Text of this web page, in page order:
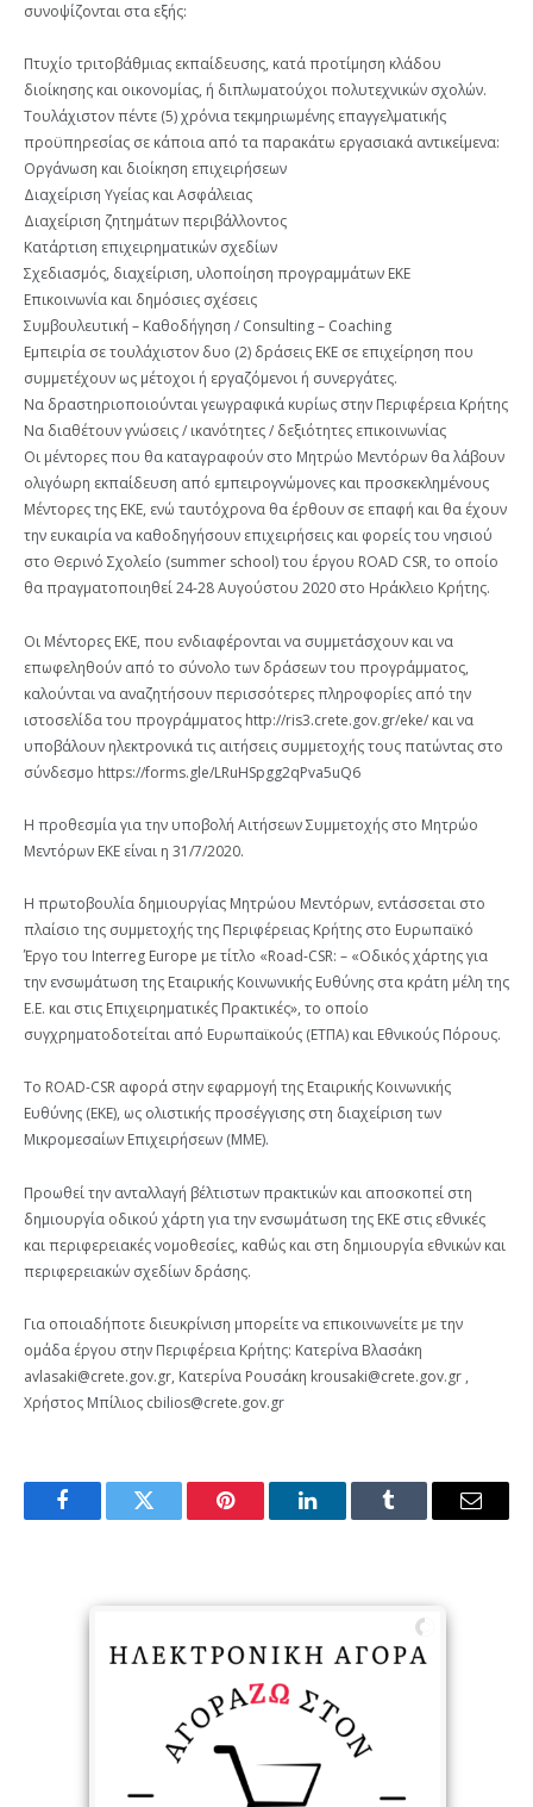
συνοψίζονται στα εξής:
Πτυχίο τριτοβάθμιας εκπαίδευσης, κατά προτίμηση κλάδου
διοίκησης και οικονομίας, ή διπλωματούχοι πολυτεχνικών σχολών.
Τουλάχιστον πέντε (5) χρόνια τεκμηριωμένης επαγγελματικής
προϋπηρεσίας σε κάποια από τα παρακάτω εργασιακά αντικείμενα:
Οργάνωση και διοίκηση επιχειρήσεων
Διαχείριση Υγείας και Ασφάλειας
Διαχείριση ζητημάτων περιβάλλοντος
Κατάρτιση επιχειρηματικών σχεδίων
Σχεδιασμός, διαχείριση, υλοποίηση προγραμμάτων EKE
Επικοινωνία και δημόσιες σχέσεις
Συμβουλευτική – Καθοδήγηση / Consulting – Coaching
Εμπειρία σε τουλάχιστον δυο (2) δράσεις ΕΚΕ σε επιχείρηση που
συμμετέχουν ως μέτοχοι ή εργαζόμενοι ή συνεργάτες.
Να δραστηριοποιούνται γεωγραφικά κυρίως στην Περιφέρεια Κρήτης
Να διαθέτουν γνώσεις / ικανότητες / δεξιότητες επικοινωνίας
Οι μέντορες που θα καταγραφούν στο Μητρώο Μεντόρων θα λάβουν
ολιγόωρη εκπαίδευση από εμπειρογνώμονες και προσκεκλημένους
Μέντορες της ΕΚΕ, ενώ ταυτόχρονα θα έρθουν σε επαφή και θα έχουν
την ευκαιρία να καθοδηγήσουν επιχειρήσεις και φορείς του νησιού
στο Θερινό Σχολείο (summer school) του έργου ROAD CSR, το οποίο
θα πραγματοποιηθεί 24-28 Αυγούστου 2020 στο Ηράκλειο Κρήτης.
Οι Μέντορες ΕΚΕ, που ενδιαφέρονται να συμμετάσχουν και να
επωφεληθούν από το σύνολο των δράσεων του προγράμματος,
καλούνται να αναζητήσουν περισσότερες πληροφορίες από την
ιστοσελίδα του προγράμματος http://ris3.crete.gov.gr/eke/ και να
υποβάλουν ηλεκτρονικά τις αιτήσεις συμμετοχής τους πατώντας στο
σύνδεσμο https://forms.gle/LRuHSpgg2qPva5uQ6
Η προθεσμία για την υποβολή Αιτήσεων Συμμετοχής στο Μητρώο
Μεντόρων ΕΚΕ είναι η 31/7/2020.
Η πρωτοβουλία δημιουργίας Μητρώου Μεντόρων, εντάσσεται στο
πλαίσιο της συμμετοχής της Περιφέρειας Κρήτης στο Ευρωπαϊκό
Έργο του Interreg Europe με τίτλο «Road-CSR: – «Οδικός χάρτης για
την ενσωμάτωση της Εταιρικής Κοινωνικής Ευθύνης στα κράτη μέλη της
Ε.Ε. και στις Επιχειρηματικές Πρακτικές», το οποίο
συγχρηματοδοτείται από Ευρωπαϊκούς (ΕΤΠΑ) και Εθνικούς Πόρους.
Το ROAD-CSR αφορά στην εφαρμογή της Εταιρικής Κοινωνικής
Ευθύνης (ΕΚΕ), ως ολιστικής προσέγγισης στη διαχείριση των
Μικρομεσαίων Επιχειρήσεων (ΜΜΕ).
Προωθεί την ανταλλαγή βέλτιστων πρακτικών και αποσκοπεί στη
δημιουργία οδικού χάρτη για την ενσωμάτωση της ΕΚΕ στις εθνικές
και περιφερειακές νομοθεσίες, καθώς και στη δημιουργία εθνικών και
περιφερειακών σχεδίων δράσης.
Για οποιαδήποτε διευκρίνιση μπορείτε να επικοινωνείτε με την
ομάδα έργου στην Περιφέρεια Κρήτης: Κατερίνα Βλασάκη
avlasaki@crete.gov.gr, Κατερίνα Ρουσάκη krousaki@crete.gov.gr ,
Χρήστος Μπίλιος cbilios@crete.gov.gr
FacebookTwitter Pinterest LinkedInTumblr Email